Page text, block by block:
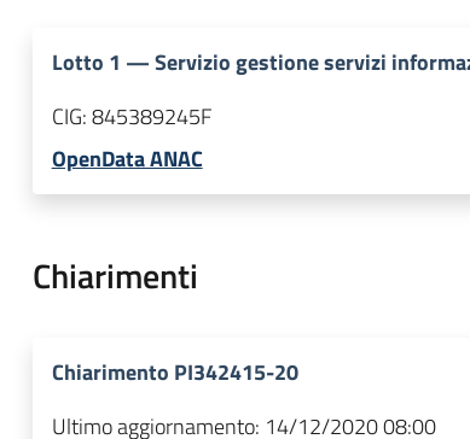
Lotto 1 —Servizio gestione servizi
CIG:845389245F
OpenData ANAC
Chiarimenti
Chiarimento PI342415-20
Ultimo aggiornamento: 14/12/2020 08:00